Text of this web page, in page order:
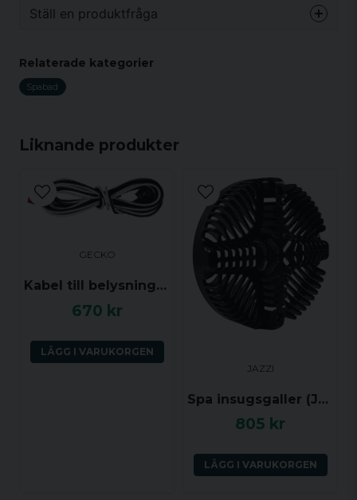
Liknande produkter
GECKO
Kabel till belysning för Gecko Y Serien
670 kr
LÄGG I VARUKORGEN
JAZZI
Spa insugsgaller (Jazzi)
805 kr
LÄGG I VARUKORGEN
Vikt 0.001 kg
Ställ en produktfråga
Fråga oss något om denna produkten...
Namn
email
Mejladress
Ja, ni får publicera min fråga
Relaterade kategorier
Spabad